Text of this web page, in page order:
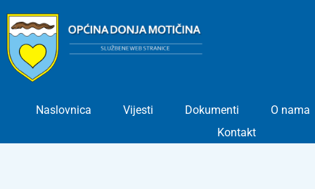
content
Naslovnica Vijesti Dokumenti
O nama
Kontakt